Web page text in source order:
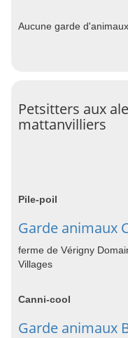
Aucune garde
Petsitters aux
mattanvilliers
Pile-poil
Garde animaux
ferme de Vérigny
Villages
Canni-cool
Garde animaux